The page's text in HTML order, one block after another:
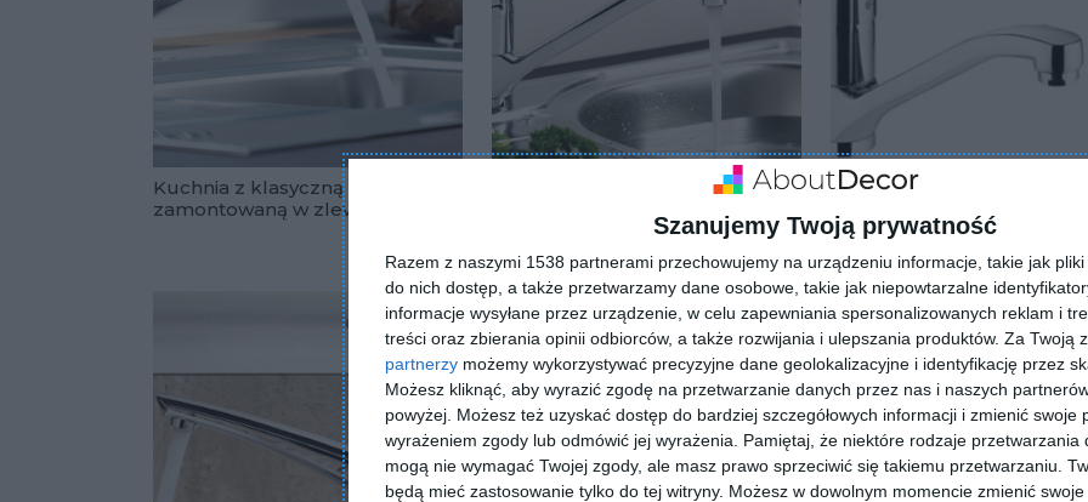
Szanujemy Twoją prywatność
Razem z naszymi 1538 partnerami przechowujemy na urządzeniu informacje, takie jak
do nich dostęp, a także przetwarzamy dane osobowe, takie jak niepowtarzalne
informacje wysyłane przez urządzenie, w celu zapewniania spersonalizowanych reklam i
treści oraz zbierania opinii odbiorców, a także rozwijania i ulepszania produktów. Za Twoją
partnerzy możemy wykorzystywać precyzyjne dane geolokalizacyjne i identyfikację przez
Możesz kliknąć, aby wyrazić zgodę na przetwarzanie danych przez nas i naszych
powyżej. Możesz też uzyskać dostęp do bardziej szczegółowych informacji i zmienić swoje
wyrażeniem zgody lub odmówić jej wyrażenia.
Pamiętaj, że niektóre rodzaje przetwarzania
mogą nie wymagać Twojej zgody, ale masz prawo sprzeciwić się takiemu przetwarzaniu.
będą mieć zastosowanie tylko do tej witryny. Możesz w dowolnym momencie zmienić
Kuchnia z klasyczną armaturą
zamontowaną w zlewie
Bateria KLUDI LEGO NOE
Dodaj do ulubionych
KLUDI LEGO NEO